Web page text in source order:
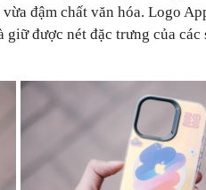
đậm chất văn hóa. Logo
được nét đặc trưng của các